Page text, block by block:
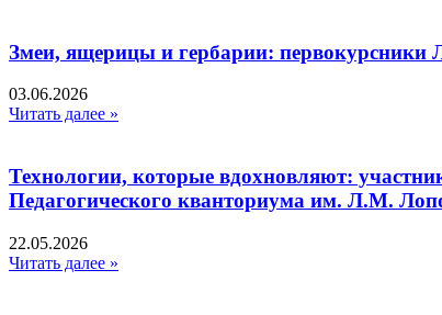
Змеи, ящерицы и гербарии:
03.06.2026
Читать далее »
Технологии, которые вдохновляют:
Педагогического кванториума им. Л.М.
22.05.2026
Читать далее »